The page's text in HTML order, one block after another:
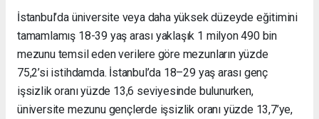
İstanbul’da üniversite veya daha yüksek düzeyde eğitimini
tamamlamış 18-39 yaş arası yaklaşık 1 milyon 490 bin
mezunu temsil eden verilere göre mezunların yüzde
75,2’si istihdamda. İstanbul’da 18–29 yaş arası genç
işsizlik oranı yüzde 13,6 seviyesinde bulunurken,
üniversite mezunu gençlerde işsizlik oranı yüzde 13,7’ye,